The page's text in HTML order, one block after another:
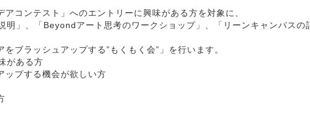
コンテスト」へのエントリーに興味がある方を対象に、
明」、「Beyondアート思考のワークショップ」、「リーンキャンパスの
ブラッシュアップする”もくもく会”」を行います。
がある方
ップする機会が欲しい方